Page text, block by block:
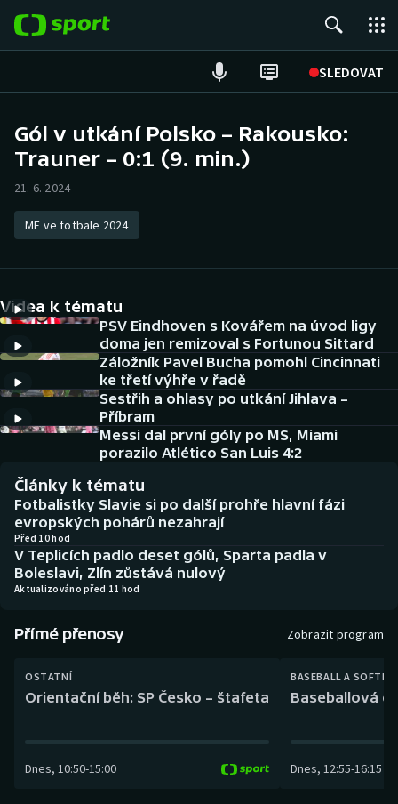
SLEDOVAT
Hokej
Atletika
DALŠÍ SPORTY
Americký fotbal
Baseball a softbal
Biatlon
Boby a skeleton
Box
Curling
Dostihy
NEPŘEHLÉDNĚTE
Historické návraty
Aplikace ČT sport
AZ kvíz
Gól v utkání Polsko – Rakousko:
Trauner – 0:1 (9. min.)
21. 6. 2024
ME ve fotbale 2024
Videa k tématu
PSV Eindhoven s Kovářem na úvod ligy
doma jen remizoval s Fortunou Sittard
Záložník Pavel Bucha pomohl Cincinnati
ke třetí výhře v řadě
Sestřih a ohlasy po utkání Jihlava –
Příbram
Messi dal první góly po MS, Miami
porazilo Atlético San Luis 4:2
Články k tématu
Fotbalistky Slavie si po další prohře hlavní fázi
evropských pohárů nezahrají
Před 10 hod
V Teplicích padlo deset gólů, Sparta padla v
Boleslavi, Zlín zůstává nulový
Aktualizováno před 11 hod
Přímé přenosy Zobrazit program
OSTATNÍ
Orientační běh: SP Česko – štafeta
Dnes, 10:50-15:00
BASEBALL A
Baseballová
Dnes, 12:55-16:15